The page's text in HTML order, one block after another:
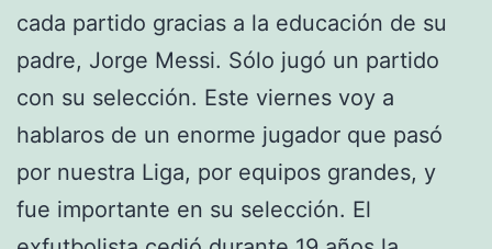
cada partido gracias a la educación de su
padre, Jorge Messi. Sólo jugó un partido
con su selección. Este viernes voy a
hablaros de un enorme jugador que pasó
por nuestra Liga, por equipos grandes, y
fue importante en su selección. El